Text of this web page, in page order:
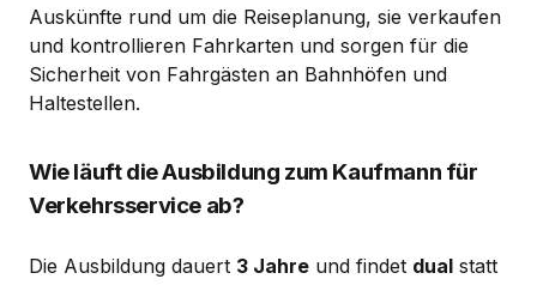
Auskünfte rund um die Reiseplanung, sie verkaufen
und kontrollieren Fahrkarten und sorgen für die
Sicherheit von Fahrgästen an Bahnhöfen und
Haltestellen.
Wie läuft die Ausbildung zum Kaufmann für
Verkehrsservice ab?
Die Ausbildung dauert 3 Jahre und findet dual statt